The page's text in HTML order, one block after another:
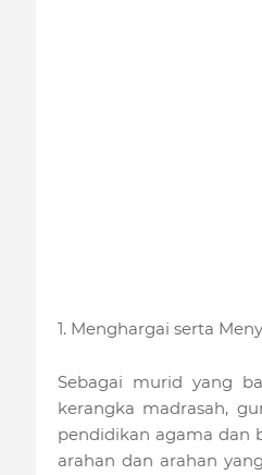
1. Menghargai serta
Sebagai murid yang
kerangka madrasah,
pendidikan agama dan
arahan dan arahan